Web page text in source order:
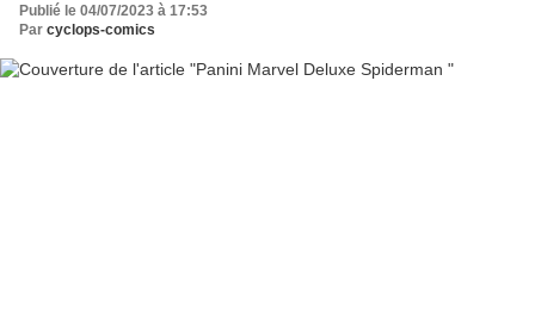
Publié le 04/07/2023 à 17:53
Par cyclops-comics